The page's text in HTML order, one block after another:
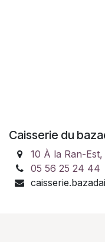
Caisserie du
10 À la Ran-
05 56 25 24 44